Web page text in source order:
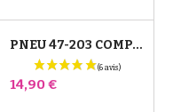
PNEU 47-203 COMPATIBLE POUSSETTE BUGABOO DONKEY - POUR ROUE ARRIÈRE
Prix
14,90 €